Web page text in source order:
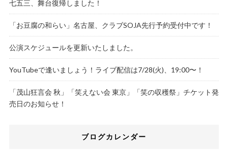
七五三、舞台復帰しました！
「お豆腐の和らい」名古屋、クラブSOJA先行予約受付中です！
公演スケジュールを更新いたしました。
YouTubeで逢いましょう！ライブ配信は7/28(火)、19:00〜！
「茂山狂言会 秋」「笑えない会 東京」「笑の収穫祭」チケット発
売日のお知らせ！
ブログカレンダー